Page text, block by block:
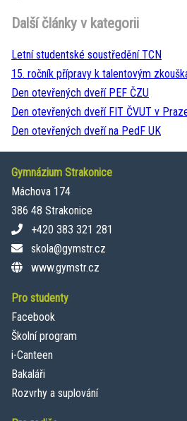
Další články v kategorii
Letní studentské soustředění TCN
15. ročník přípravy k talentovým
Den otevřených dveří PEF ČZU
Den otevřených dveří FIT ČVUT v
Den otevřených dveří na PedF UK
Gymnázium Strakonice
Máchova 174
386 48 Strakonice
+420 383 321 281
skola@gymstr.cz
www.gymstr.cz
Pro studenty
Facebook
Školní program
i-Canteen
Bakaláři
Rozvrhy a suplování